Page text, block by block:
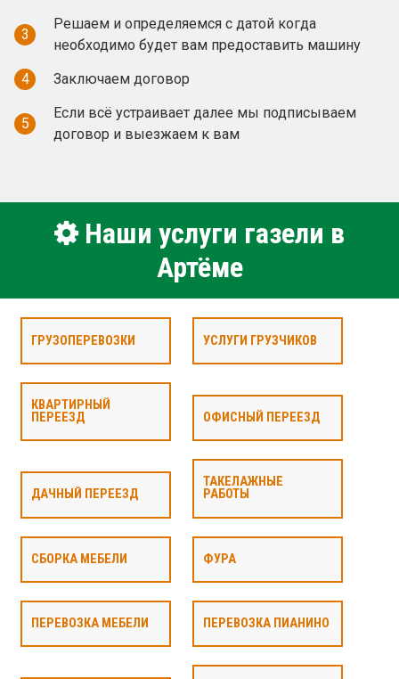
3
Решаем и определяемся с датой когда
необходимо будет вам предоставить машину
4
Заключаем договор
5
Если всё устраивает далее мы подписываем
договор и выезжаем к вам
Наши услуги газели в
Артёме
ГРУЗОПЕРЕВОЗКИ УСЛУГИ ГРУЗЧИКОВ
КВАРТИРНЫЙ
ПЕРЕЕЗД
ОФИСНЫЙ ПЕРЕЕЗД
ДАЧНЫЙ ПЕРЕЕЗД
ТАКЕЛАЖНЫЕ
РАБОТЫ
СБОРКА МЕБЕЛИ ФУРА
ПЕРЕВОЗКА МЕБЕЛИ ПЕРЕВОЗКА ПИАНИНО